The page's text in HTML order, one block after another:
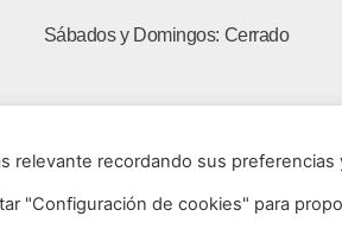
Sábados y Domingos: Cerrado
relevante recordando sus preferencias
"Configuración de cookies" para